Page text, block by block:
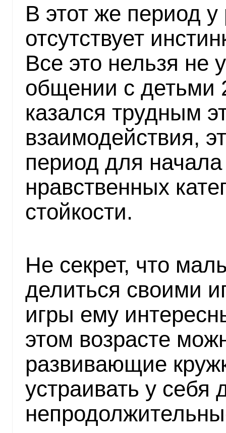
В этот же период
отсутствует
Все это нельзя не
общении с детьми
казался трудным
взаимодействия,
период для
нравственных
стойкости.
Не секрет, что
делиться своими
игры ему
этом возрасте
развивающие
устраивать у себя